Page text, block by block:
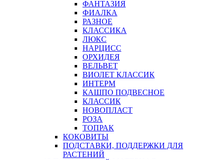
ФАНТАЗИЯ
ФИАЛКА
РАЗНОЕ
КЛАССИКА
ЛЮКС
НАРЦИСС
ОРХИДЕЯ
ВЕЛЬВЕТ
ВИОЛЕТ КЛАССИК
ИНТЕРМ
КАШПО ПОДВЕСНОЕ
КЛАССИК
НОВОПЛАСТ
РОЗА
ТОПРАК
КОКОВИТЫ
ПОДСТАВКИ, ПОДДЕРЖКИ ДЛЯ
РАСТЕНИЙ